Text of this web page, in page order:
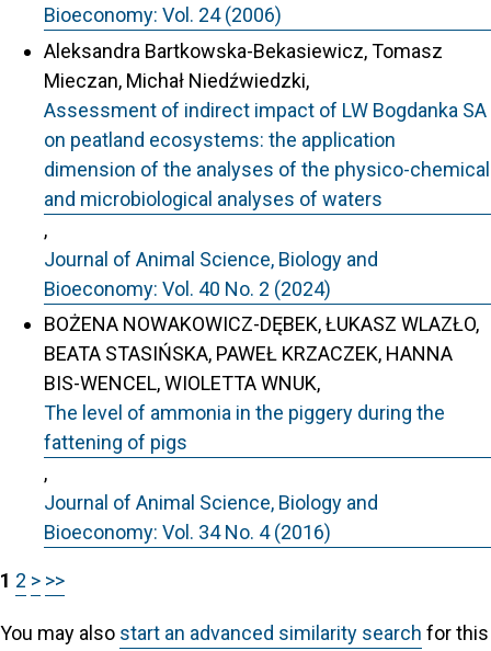
Bioeconomy: Vol. 24 (2006)
Aleksandra Bartkowska-Bekasiewicz, Tomasz
Mieczan, Michał Niedźwiedzki,
Assessment of indirect impact of LW Bogdanka SA
on peatland ecosystems: the application
dimension of the analyses of the physico-chemical
and microbiological analyses of waters
,
Journal of Animal Science, Biology and
Bioeconomy: Vol. 40 No. 2 (2024)
BOŻENA NOWAKOWICZ-DĘBEK, ŁUKASZ WLAZŁO,
BEATA STASIŃSKA, PAWEŁ KRZACZEK, HANNA
BIS-WENCEL, WIOLETTA WNUK,
The level of ammonia in the piggery during the
fattening of pigs
,
Journal of Animal Science, Biology and
Bioeconomy: Vol. 34 No. 4 (2016)
1 2 > >>
You may also start an advanced similarity search for this